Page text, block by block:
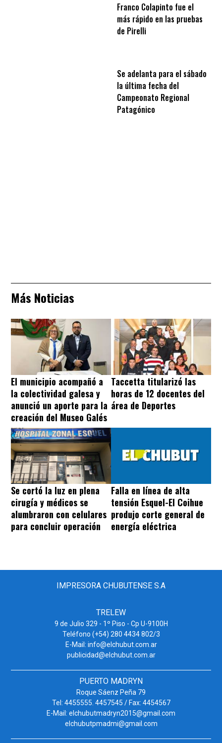
Franco Colapinto fue el
más rápido en las pruebas
de Pirelli
Se adelanta para el sábado
la última fecha del
Campeonato Regional
Patagónico
Más Noticias
El municipio acompañó a
la colectividad galesa y
anunció un aporte para la
creación del Museo Galés
Taccetta titularizó las
horas de 12 docentes del
área de Deportes
Se cortó la luz en plena
cirugía y médicos se
alumbraron con celulares
para concluir operación
Falla en línea de alta
tensión Esquel-El Coihue
produjo corte general de
energía eléctrica
IMPRESORA CHUBUTENSE S.A
TRELEW
9 de Julio 329 - 1º Piso - Cp U-9100H
Teléfono (+54) 280 4434 802/3
E-Mail: info@elchubut.com.ar
publicidad@elchubut.com.ar
PUERTO MADRYN
Roque Sáenz Peña 79
Tel: 4455555. 4457545 / Fax: 4454567
E-Mail: elchubutmadryn2015@gmail.com
elchubutpmadmi@gmail.com